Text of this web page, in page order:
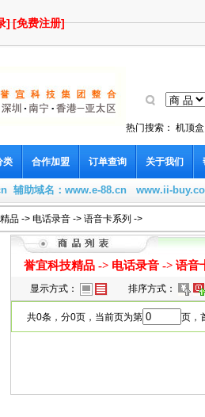
][免费注册]
热门搜索： 机顶盒
类 合作加盟 订单查询 关于我们
辅助域名： www.e-88.cn www.ii-
品 -> 电话录音 -> 语音卡系列 ->
誉宜科技精品 -> 电话录音 -> 语音
显示方式： 排序方式：
共0条，分0页，当前页为第 页，